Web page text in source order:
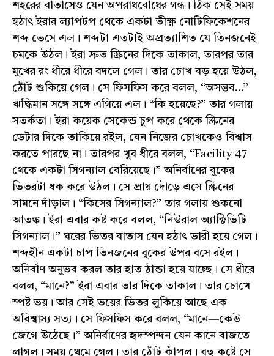
শহরের বাতাসেও যেন অপরাধবোধের গন্ধ। ঠিক সেই সময়
হঠাৎ ইরার ল্যাপটপ থেকে একটা তীক্ষ্ণ নোটিফিকেশনের
শব্দ ভেসে এল। শব্দটা এতটাই অপ্রত্যাশিত যে তিনজনেই
চমকে উঠল। ইরা দ্রুত স্ক্রিনের দিকে তাকাল, তারপর তার
মুখের রং ধীরে ধীরে বদলে গেল। তার চোখ বড় হয়ে উঠল,
ঠোঁট শুকিয়ে গেল। সে ফিসফিস করে বলল, “অসম্ভব…”
ঋদ্ধিমান সঙ্গে সঙ্গে এগিয়ে এল। “কি হয়েছে?” তার গলায়
সতর্কতা। ইরা কয়েক সেকেন্ড চুপ করে থেকে স্ক্রিনের
ডেটার দিকে তাকিয়ে রইল, যেন নিজের চোখকেও বিশ্বাস
করতে পারছে না। তারপর খুব ধীরে বলল, “Facility 47
থেকে একটা সিগন্যাল বেরিয়েছে।” অনির্বাণের বুকের
ভিতরটা ধক করে উঠল। সে প্রায় দৌড়ে এসে স্ক্রিনের
সামনে দাঁড়াল। “কিসের সিগন্যাল?” তার গলায় শুকনো
আতঙ্ক। ইরা এবার কষ্ট করে বলল, “নিউরাল অ্যাক্টিভিটি
সিগন্যাল।” ঘরের ভিতর বাতাস যেন হঠাৎ ভারী হয়ে গেল।
শব্দহীন একটা চাপ তিনজনের বুকের উপর বসে রইল।
অনির্বাণ অনুভব করল তার হাত ঠান্ডা হয়ে যাচ্ছে। সে ধীরে
বলল, “মানে?” ইরা এবার তার দিকে তাকাল। তার চোখে
স্পষ্ট ভয়। আর সেই ভয়ের ভিতর লুকিয়ে আছে এক
অবিশ্বাস্য সত্য। সে ফিসফিস করে বলল, “মানে—কেউ
জেগে উঠেছে।” অনির্বাণের হৃদস্পন্দন যেন কানে বাজতে
লাগল। সময় থেমে গেল। তার ঠোঁট কাঁপল। বহু কষ্টে সে